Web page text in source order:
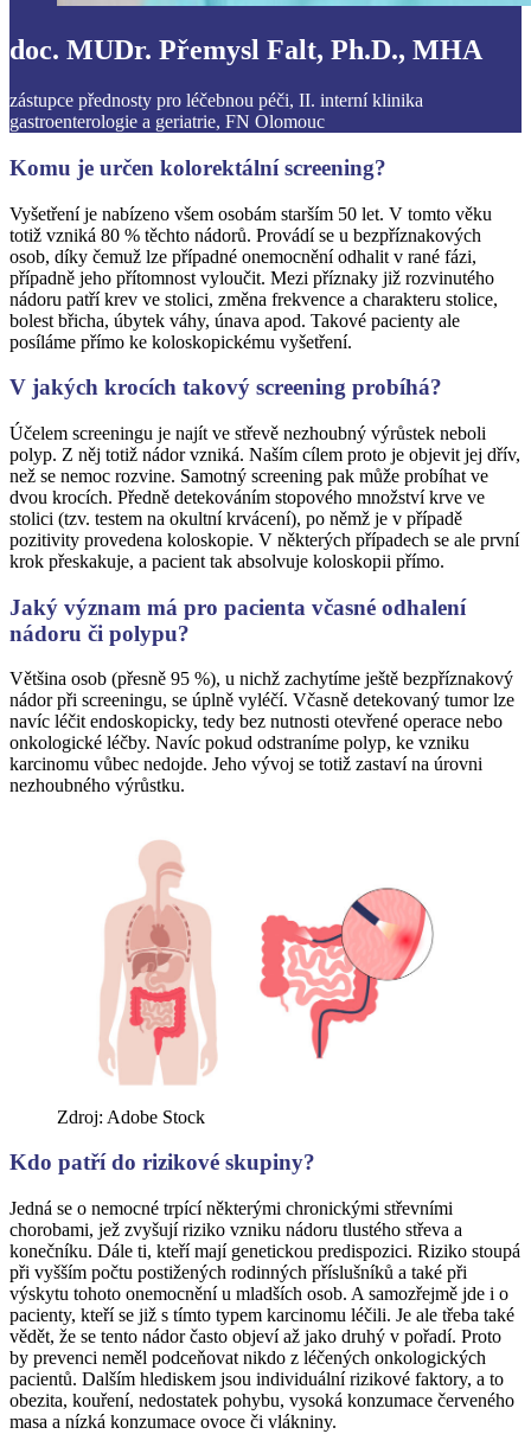
doc. MUDr. Přemysl Falt, Ph.D., MHA
zástupce přednosty pro léčebnou péči, II. interní klinika
gastroenterologie a geriatrie, FN Olomouc
Komu je určen kolorektální screening?
Vyšetření je nabízeno všem osobám starším 50 let. V tomto věku
totiž vzniká 80 % těchto nádorů. Provádí se u bezpříznakových
osob, díky čemuž lze případné onemocnění odhalit v rané fázi,
případně jeho přítomnost vyloučit. Mezi příznaky již rozvinutého
nádoru patří krev ve stolici, změna frekvence a charakteru stolice,
bolest břicha, úbytek váhy, únava apod. Takové pacienty ale
posíláme přímo ke koloskopickému vyšetření.
V jakých krocích takový screening probíhá?
Účelem screeningu je najít ve střevě nezhoubný výrůstek neboli
polyp. Z něj totiž nádor vzniká. Naším cílem proto je objevit jej dřív,
než se nemoc rozvine. Samotný screening pak může probíhat ve
dvou krocích. Předně detekováním stopového množství krve ve
stolici (tzv. testem na okultní krvácení), po němž je v případě
pozitivity provedena koloskopie. V některých případech se ale první
krok přeskakuje, a pacient tak absolvuje koloskopii přímo.
Jaký význam má pro pacienta včasné odhalení
nádoru či polypu?
Většina osob (přesně 95 %), u nichž zachytíme ještě bezpříznakový
nádor při screeningu, se úplně vyléčí. Včasně detekovaný tumor lze
navíc léčit endoskopicky, tedy bez nutnosti otevřené operace nebo
onkologické léčby. Navíc pokud odstraníme polyp, ke vzniku
karcinomu vůbec nedojde. Jeho vývoj se totiž zastaví na úrovni
nezhoubného výrůstku.
Zdroj: Adobe Stock
Kdo patří do rizikové skupiny?
Jedná se o nemocné trpící některými chronickými střevními
chorobami, jež zvyšují riziko vzniku nádoru tlustého střeva a
konečníku. Dále ti, kteří mají genetickou predispozici. Riziko stoupá
při vyšším počtu postižených rodinných příslušníků a také při
výskytu tohoto onemocnění u mladších osob. A samozřejmě jde i o
pacienty, kteří se již s tímto typem karcinomu léčili. Je ale třeba také
vědět, že se tento nádor často objeví až jako druhý v pořadí. Proto
by prevenci neměl podceňovat nikdo z léčených onkologických
pacientů. Dalším hlediskem jsou individuální rizikové faktory, a to
obezita, kouření, nedostatek pohybu, vysoká konzumace červeného
masa a nízká konzumace ovoce či vlákniny.